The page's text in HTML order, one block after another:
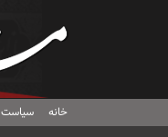
خانه سیاست